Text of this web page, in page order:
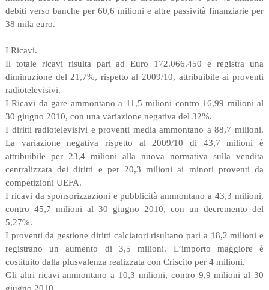
debiti verso banche per 60,6 milioni e altre passività finanziarie per
38 mila euro.
I Ricavi.
Il totale ricavi risulta pari ad Euro 172.066.450 e registra una
diminuzione del 21,7%, rispetto al 2009/10, attribuibile ai proventi
radiotelevisivi.
I Ricavi da gare ammontano a 11,5 milioni contro 16,99 milioni al
30 giugno 2010, con una variazione negativa del 32%.
I diritti radiotelevisivi e proventi media ammontano a 88,7 milioni.
La variazione negativa rispetto al 2009/10 di 43,7 milioni è
attribuibile per 23,4 milioni alla nuova normativa sulla vendita
centralizzata dei diritti e per 20,3 milioni ai minori proventi da
competizioni UEFA.
I ricavi da sponsorizzazioni e pubblicità ammontano a 43,3 milioni,
contro 45,7 milioni al 30 giugno 2010, con un decremento del
5,27%.
I proventi da gestione diritti calciatori risultano pari a 18,2 milioni e
registrano un aumento di 3,5 milioni. L’importo maggiore è
costituito dalla plusvalenza realizzata con Criscito per 4 milioni.
Gli altri ricavi ammontano a 10,3 milioni, contro 9,9 milioni al 30